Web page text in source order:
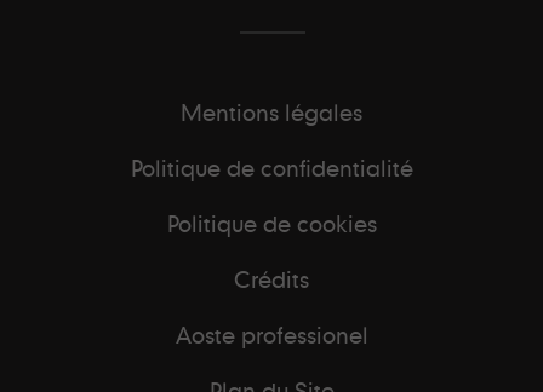
Mentions légales
Politique de confidentialité
Politique de cookies
Crédits
Aoste professionel